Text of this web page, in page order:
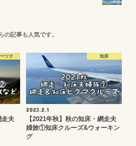
の記事も人気です。
ツク
走夫
知床
2023.2.1
【2021年秋】秋の知床・網走夫
婦旅①知床クルーズ&ウォーキン
グ